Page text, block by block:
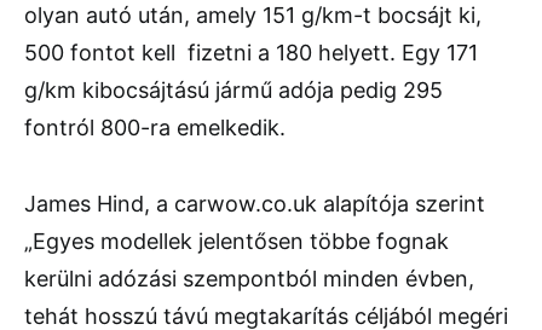
olyan autó után, amely 151 g/km-t bocsájt ki,
500 fontot kell fizetni a 180 helyett. Egy 171
g/km kibocsájtású jármű adója pedig 295
fontról 800-ra emelkedik.
James Hind, a carwow.co.uk alapítója szerint
„Egyes modellek jelentősen többe fognak
kerülni adózási szempontból minden évben,
tehát hosszú távú megtakarítás céljából megéri